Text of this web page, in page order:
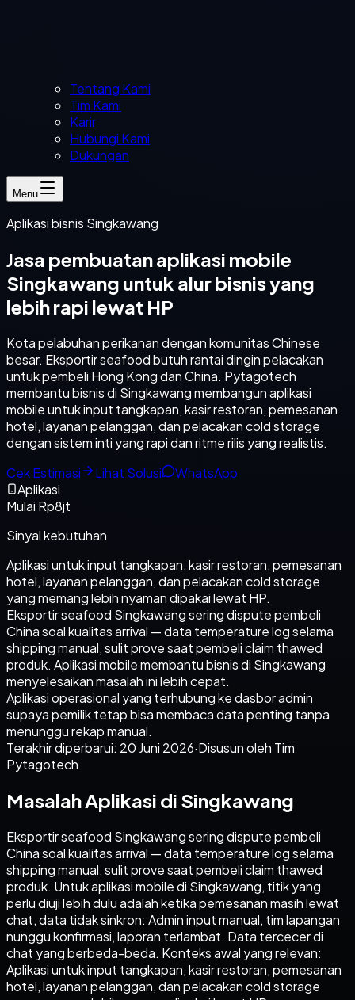
Tentang Kami
Tim Kami
Karir
Hubungi Kami
Dukungan
Menu
Aplikasi bisnis Singkawang
Jasa pembuatan aplikasi mobile
Singkawang untuk alur bisnis yang
lebih rapi lewat HP
Kota pelabuhan perikanan dengan komunitas Chinese
besar. Eksportir seafood butuh rantai dingin pelacakan
untuk pembeli Hong Kong dan China. Pytagotech
membantu bisnis di Singkawang membangun aplikasi
mobile untuk input tangkapan, kasir restoran, pemesanan
hotel, layanan pelanggan, dan pelacakan cold storage
dengan sistem inti yang rapi dan ritme rilis yang realistis.
Cek Estimasi
Lihat Solusi
WhatsApp
Aplikasi
Mulai Rp8jt
Sinyal kebutuhan
Aplikasi untuk input tangkapan, kasir restoran, pemesanan
hotel, layanan pelanggan, dan pelacakan cold storage
yang memang lebih nyaman dipakai lewat HP.
Eksportir seafood Singkawang sering dispute pembeli
China soal kualitas arrival — data temperature log selama
shipping manual, sulit prove saat pembeli claim thawed
produk. Aplikasi mobile membantu bisnis di Singkawang
menyelesaikan masalah ini lebih cepat.
Aplikasi operasional yang terhubung ke dasbor admin
supaya pemilik tetap bisa membaca data penting tanpa
menunggu rekap manual.
Terakhir diperbarui: 20 Juni 2026·Disusun oleh Tim
Pytagotech
Masalah Aplikasi di Singkawang
Eksportir seafood Singkawang sering dispute pembeli
China soal kualitas arrival — data temperature log selama
shipping manual, sulit prove saat pembeli claim thawed
produk. Untuk aplikasi mobile di Singkawang, titik yang
perlu diuji lebih dulu adalah ketika pemesanan masih lewat
chat, data tidak sinkron: Admin input manual, tim lapangan
nunggu konfirmasi, laporan terlambat. Data tercecer di
chat yang berbeda-beda. Konteks awal yang relevan:
Aplikasi untuk input tangkapan, kasir restoran, pemesanan
hotel, layanan pelanggan, dan pelacakan cold storage